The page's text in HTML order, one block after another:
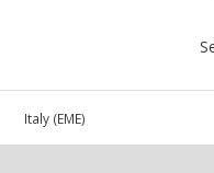
in Italy (EME)